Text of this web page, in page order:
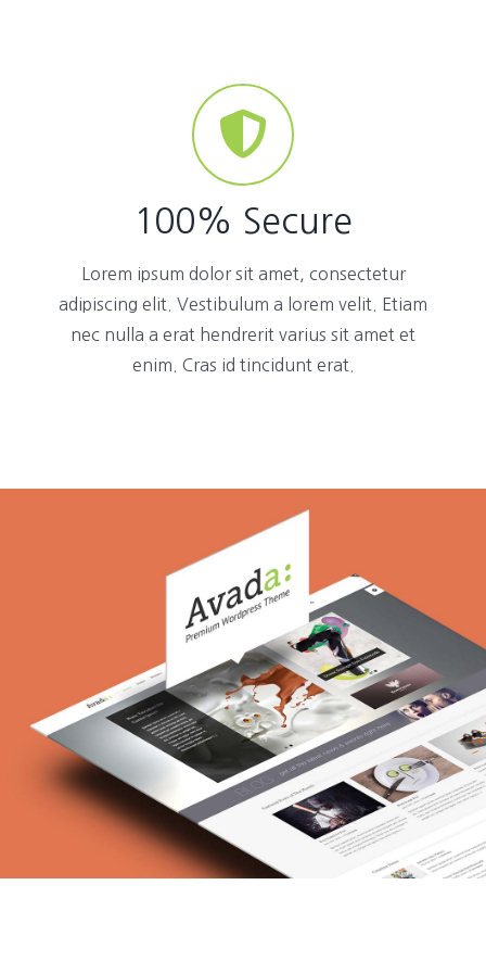
100% Secure
Lorem ipsum dolor sit amet, consectetur
adipiscing elit. Vestibulum a lorem velit. Etiam
nec nulla a erat hendrerit varius sit amet et
enim. Cras id tincidunt erat.